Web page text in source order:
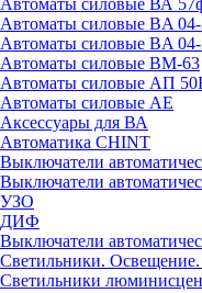
Автоматы силовые ВА
Автоматы силовые BA
Автоматы силовые BA
Автоматы силовые ВМ-63
Автоматы силовые АП
Автоматы силовые АЕ
Аксессуары для ВА
Автоматика CHINT
Выключатели
Выключатели
УЗО
ДИФ
Выключатели
Светильники.
Светильники